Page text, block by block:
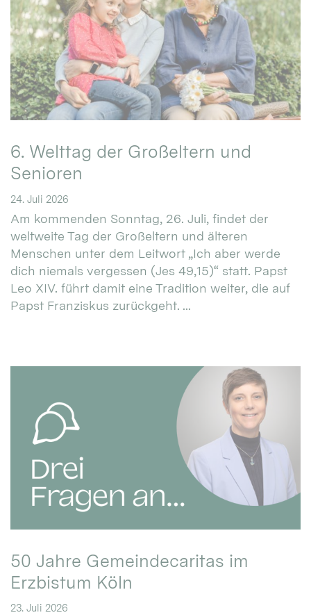
6. Welttag der Großeltern und
Senioren
24. Juli 2026
Am kommenden Sonntag, 26. Juli, findet der
weltweite Tag der Großeltern und älteren
Menschen unter dem Leitwort „Ich aber werde
dich niemals vergessen (Jes 49,15)“ statt. Papst
Leo XIV. führt damit eine Tradition weiter, die auf
Papst Franziskus zurückgeht. ...
50 Jahre Gemeindecaritas im
Erzbistum Köln
23. Juli 2026